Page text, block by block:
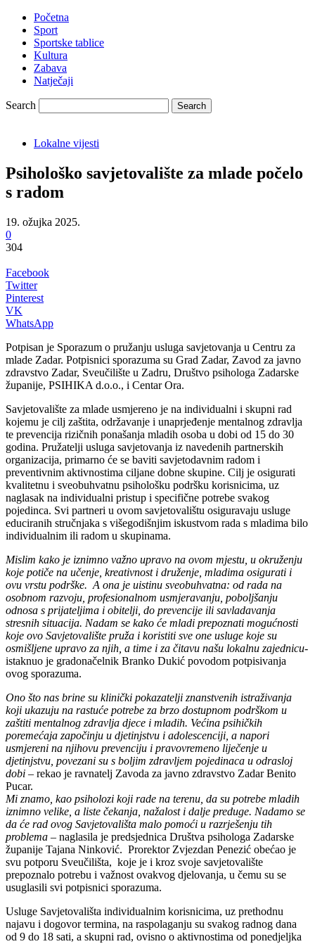
Početna
Sport
Sportske tablice
Kultura
Zabava
Natječaji
Search
Lokalne vijesti
Psihološko savjetovalište za mlade počelo
s radom
19. ožujka 2025.
0
304
Facebook
Twitter
Pinterest
VK
WhatsApp
Potpisan je Sporazum o pružanju usluga savjetovanja u Centru za
mlade Zadar. Potpisnici sporazuma su Grad Zadar, Zavod za javno
zdravstvo Zadar, Sveučilište u Zadru, Društvo psihologa Zadarske
županije, PSIHIKA d.o.o., i Centar Ora.
Savjetovalište za mlade usmjereno je na individualni i skupni rad
kojemu je cilj zaštita, održavanje i unaprjeđenje mentalnog zdravlja
te prevencija rizičnih ponašanja mladih osoba u dobi od 15 do 30
godina. Pružatelji usluga savjetovanja iz navedenih partnerskih
organizacija, primarno će se baviti savjetodavnim radom i
preventivnim aktivnostima ciljane dobne skupine. Cilj je osigurati
kvalitetnu i sveobuhvatnu psihološku podršku korisnicima, uz
naglasak na individualni pristup i specifične potrebe svakog
pojedinca. Svi partneri u ovom savjetovalištu osiguravaju usluge
educiranih stručnjaka s višegodišnjim iskustvom rada s mladima bilo
individualnim ili radom u skupinama.
Mislim kako je iznimno važno upravo na ovom mjestu, u okruženju
koje potiče na učenje, kreativnost i druženje, mladima osigurati i
ovu vrstu podrške. A ona je uistinu sveobuhvatna: od rada na
osobnom razvoju, profesionalnom usmjeravanju, poboljšanju
odnosa s prijateljima i obitelji, do prevencije ili savladavanja
stresnih situacija. Nadam se kako će mladi prepoznati mogućnosti
koje ovo Savjetovalište pruža i koristiti sve one usluge koje su
osmišljene upravo za njih, a time i za čitavu našu lokalnu zajednicu-
istaknuo je gradonačelnik Branko Dukić povodom potpisivanja
ovog sporazuma.
Ono što nas brine su klinički pokazatelji znanstvenih istraživanja
koji ukazuju na rastuće potrebe za brzo dostupnom podrškom u
zaštiti mentalnog zdravlja djece i mladih. Većina psihičkih
poremećaja započinju u djetinjstvu i adolescenciji, a napori
usmjereni na njihovu prevenciju i pravovremeno liječenje u
djetinjstvu, povezani su s boljim zdravljem pojedinaca u odrasloj
dobi – rekao je ravnatelj Zavoda za javno zdravstvo Zadar Benito
Pucar.
Mi znamo, kao psiholozi koji rade na terenu, da su potrebe mladih
iznimno velike, a liste čekanja, nažalost i dalje preduge. Nadamo se
da će rad ovog Savjetovališta malo pomoći u razrješenju tih
problema – naglasila je predsjednica Društva psihologa Zadarske
županije Tajana Ninković. Prorektor Zvjezdan Penezić obećao je
svu potporu Sveučilišta, koje je i kroz svoje savjetovalište
prepoznalo potrebu i važnost ovakvog djelovanja, u čemu su se
usuglasili svi potpisnici sporazuma.
Usluge Savjetovališta individualnim korisnicima, uz prethodnu
najavu i dogovor termina, na raspolaganju su svakog radnog dana
od 9 do 18 sati, a skupni rad, ovisno o aktivnostima od ponedjeljka